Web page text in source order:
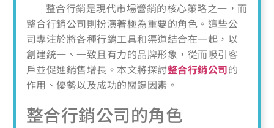
整合行銷是現代市場營銷的核心策略之一，而
整合行銷公司則扮演著極為重要的角色。這些公
司專注於將各種行銷工具和渠道結合在一起，以
創建統一、一致且有力的品牌形象，從而吸引客
戶並促進銷售增長。本文將探討整合行銷公司的
作用、優勢以及成功的關鍵因素。
整合行銷公司的角色